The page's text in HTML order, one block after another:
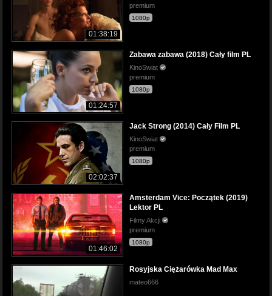
01:38:19
premium
1080p
01:24:57
Zabawa zabawa (2018) Cały film PL
KinoSwiat
premium
1080p
02:02:37
Jack Strong (2014) Cały Film PL
KinoSwiat
premium
1080p
01:46:02
Amsterdam Vice: Początek (2019)
Lektor PL
Filmy Akcji
premium
1080p
Rosyjska Ciężarówka Mad Max
mateo666